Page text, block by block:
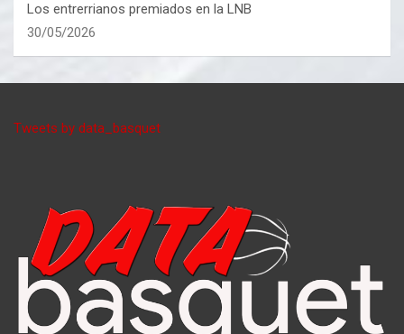
Los entrerrianos premiados en la LNB
30/05/2026
Tweets by data_basquet